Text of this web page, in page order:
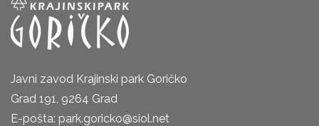
Javni zavod Krajinski park Goričko
Grad 191, 9264 Grad
E-pošta: park.goricko@siol.net